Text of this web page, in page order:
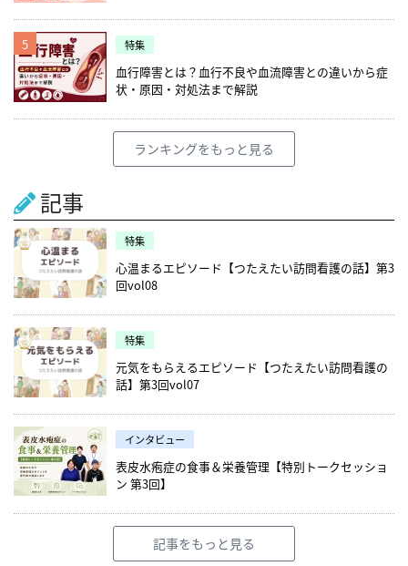
5 特集
血行障害とは？血行不良や血流障害との違いから症
状・原因・対処法まで解説
ランキングをもっと見る
記事
特集
心温まるエピソード【つたえたい訪問看護の話】第3
回vol08
特集
元気をもらえるエピソード【つたえたい訪問看護の
話】第3回vol07
インタビュー
表皮水疱症の食事＆栄養管理【特別トークセッショ
ン 第3回】
記事をもっと見る